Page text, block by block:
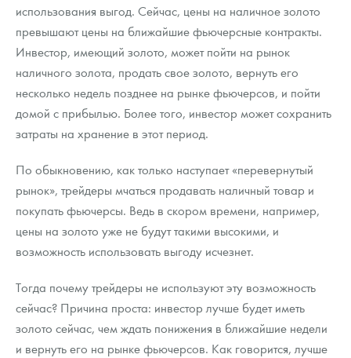
Наборы подарочных и коллекционных монет
Монеты и жетоны из недрагоценных металлов
использования выгод. Сейчас, цены на наличное золото
превышают цены на ближайшие фьючерсные контракты.
Инвестор, имеющий золото, может пойти на рынок
наличного золота, продать свое золото, вернуть его
несколько недель позднее на рынке фьючерсов, и пойти
домой с прибылью. Более того, инвестор может сохранить
затраты на хранение в этот период.
По обыкновению, как только наступает «перевернутый
рынок», трейдеры мчаться продавать наличный товар и
покупать фьючерсы. Ведь в скором времени, например,
цены на золото уже не будут такими высокими, и
возможность использовать выгоду исчезнет.
Тогда почему трейдеры не используют эту возможность
сейчас? Причина проста: инвестор лучше будет иметь
золото сейчас, чем ждать понижения в ближайшие недели
и вернуть его на рынке фьючерсов. Как говорится, лучше